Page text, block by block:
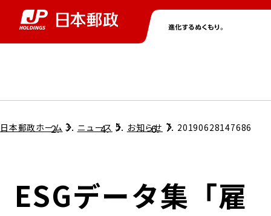
グループ情報トップ
コンプライアンス
株主・投資家情報トップ
個人投資家のみなさまへ
ニューストップ
サステナビリティトップ
担当役員メッセージ
採用情報トップ
日本郵政ホーム ニュース お知らせ 20190628147686
ESGデータ集「雇